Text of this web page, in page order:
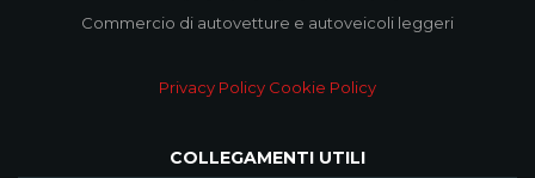
Commercio di autovetture e autoveicoli leggeri
Privacy Policy Cookie Policy
COLLEGAMENTI UTILI